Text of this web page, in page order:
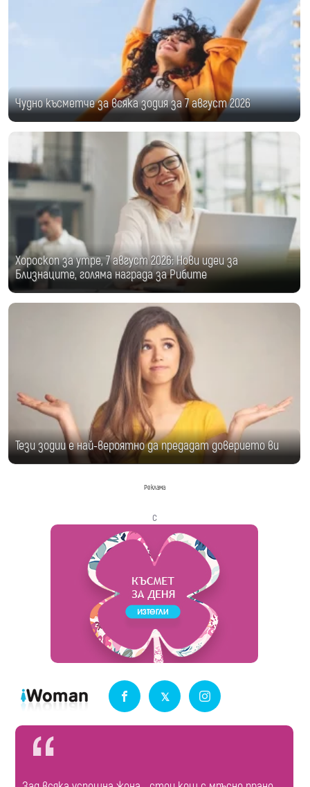
Чудно късметче за всяка зодия за 7 август 2026
Хороскоп за утре, 7 август 2026: Нови идеи за
Близнаците, голяма награда за Рибите
Тези зодии е най-вероятно да предадат доверието ви
Реклама
с